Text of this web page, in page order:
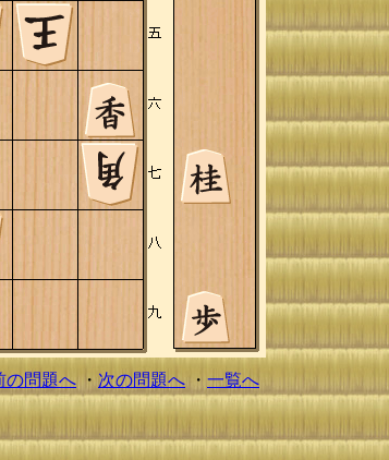
の問題へ・次の問題へ ・ 一覧へ